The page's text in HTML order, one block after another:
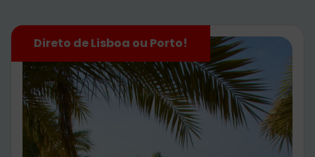
Direto de Lisboa ou Porto!